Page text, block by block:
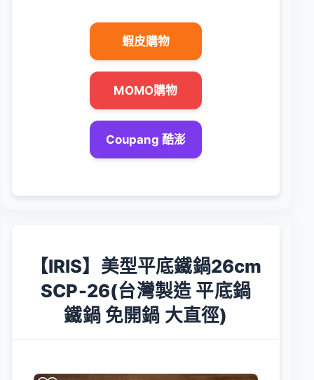
蝦皮購物
MOMO購物
Coupang 酷澎
【IRIS】美型平底鐵鍋26cm
SCP-26(台灣製造 平底鍋
鐵鍋 免開鍋 大直徑)